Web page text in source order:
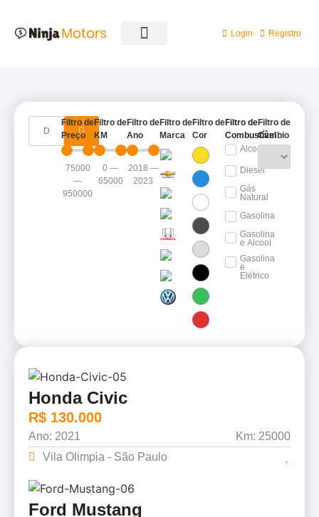
Login Registro
Filtro de
Preço
75000
—
950000
Filtro de
KM
0 —
65000
Filtro de
Ano
2018 —
2023
Filtro de
Marca
Filtro de
Cor
Filtro de
Combustível
Alcool
Diesel
Gás
Natural
Gasolina
Gasolina
e Alcool
Gasolina
e
Elétrico
Filtro de
Câmbio
Honda Civic
R$ 130.000
Ano: 2021
Km: 25000
Vila Olimpia - São Paulo
Ford Mustang